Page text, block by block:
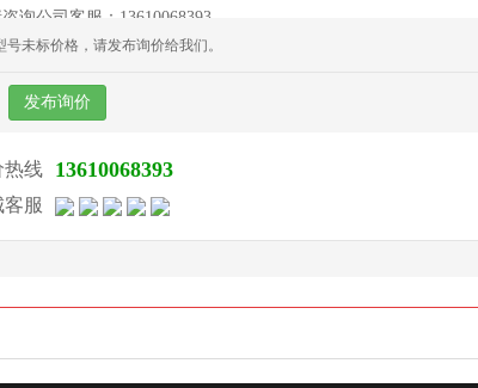
询公司客服：13610068393
未标价格，请发布询价给我们。
发布询价
热线 13610068393
服